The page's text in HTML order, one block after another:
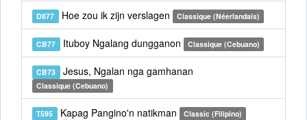
D877 Hoe zou ik zijn verslagen Classique (Néerlandais)
CB77 Ituboy Ngalang dungganon Classique (Cebuano)
CB73 Jesus, Ngalan nga gamhanan
Classique (Cebuano)
T595 Kapag Pangino'n natikman Classic (Filipino)